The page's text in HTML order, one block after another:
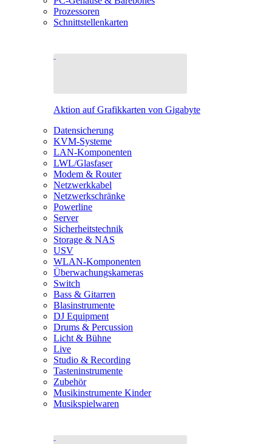
Prozessoren
Schnittstellenkarten
Aktion auf Grafikkarten von Gigabyte
Datensicherung
KVM-Systeme
LAN-Komponenten
LWL/Glasfaser
Modem & Router
Netzwerkkabel
Netzwerkschränke
Powerline
Server
Sicherheitstechnik
Storage & NAS
USV
WLAN-Komponenten
Überwachungskameras
Switch
Bass & Gitarren
Blasinstrumente
DJ Equipment
Drums & Percussion
Licht & Bühne
Live
Studio & Recording
Tasteninstrumente
Zubehör
Musikinstrumente Kinder
Musikspielwaren